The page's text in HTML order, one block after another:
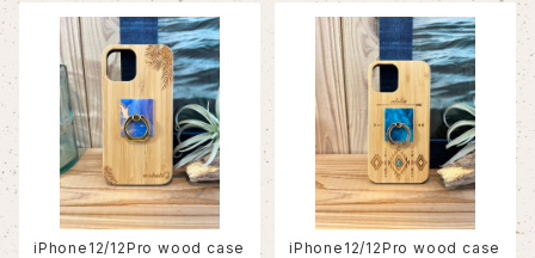
iPhone12/12Pro wood case iPhone12/12Pro wood case